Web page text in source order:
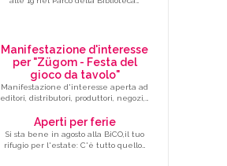
Manifestazione d'interesse
per "Zügom - Festa del
gioco da tavolo"
Manifestazione d'interesse aperta ad
editori, distributori, produttori, negozi,…
Aperti per ferie
Si sta bene in agosto alla BiCO,il tuo
rifugio per l'estate: C'è tutto quello…